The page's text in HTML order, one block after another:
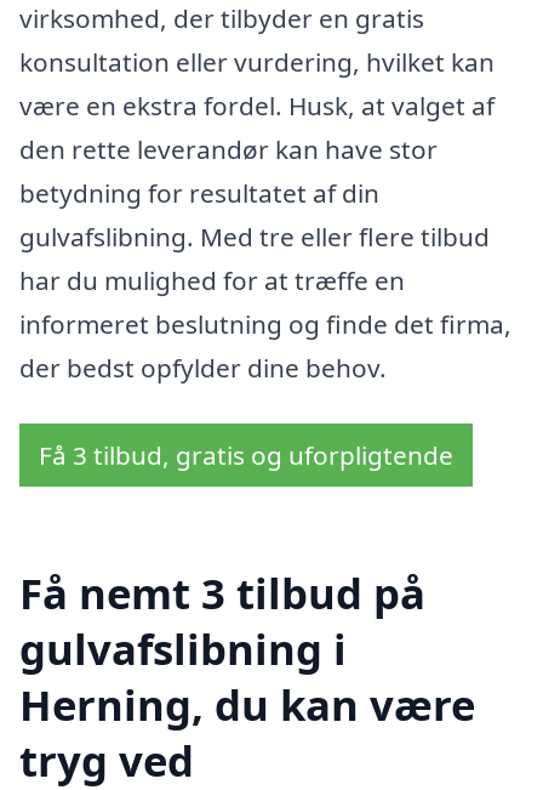
virksomhed, der tilbyder en gratis
konsultation eller vurdering, hvilket kan
være en ekstra fordel. Husk, at valget af
den rette leverandør kan have stor
betydning for resultatet af din
gulvafslibning. Med tre eller flere tilbud
har du mulighed for at træffe en
informeret beslutning og finde det firma,
der bedst opfylder dine behov.
Få 3 tilbud, gratis og uforpligtende
Få nemt 3 tilbud på
gulvafslibning i
Herning, du kan være
tryg ved